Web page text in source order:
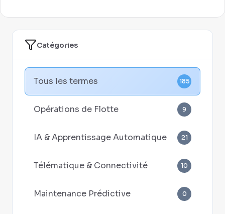
Catégories
Tous les termes 185
Opérations de Flotte 9
IA & Apprentissage Automatique 21
Télématique & Connectivité 10
Maintenance Prédictive 0